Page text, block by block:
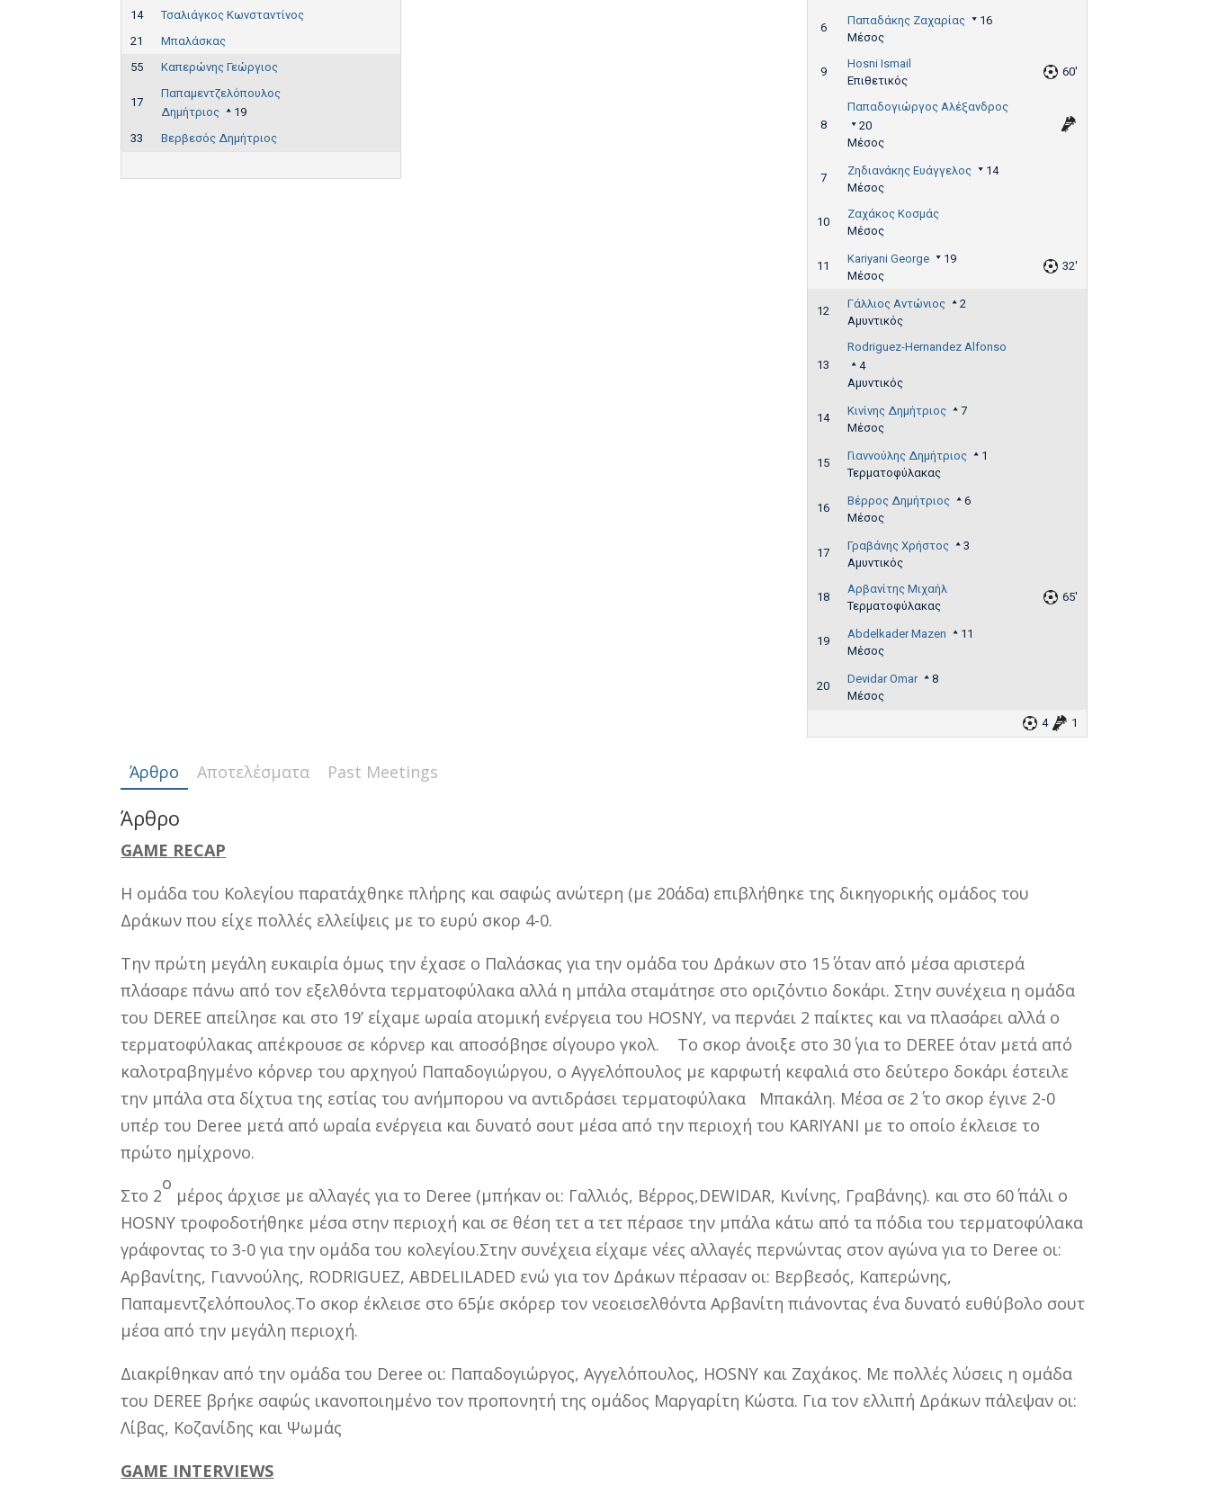
14
Τσαλιάγκος Κωνσταντίνος
21
Μπαλάσκας
55
Καπερώνης Γεώργιος
17
Παπαμεντζελόπουλος
Δημήτριος
19
33
Βερβεσός Δημήτριος
6
Παπαδάκης Ζαχαρίας
16
Μέσος
9
Hosni Ismail
Επιθετικός
60'
8
Παπαδογιώργος Αλέξανδρος
20
Μέσος
7
Ζηδιανάκης Ευάγγελος
14
Μέσος
10
Ζαχάκος Κοσμάς
Μέσος
11
Kariyani George
19
Μέσος
32'
12
Γάλλιος Αντώνιος
2
Αμυντικός
13
Rodriguez-Hernandez Alfonso
4
Αμυντικός
14
Κινίνης Δημήτριος
7
Μέσος
15
Γιαννούλης Δημήτριος
1
Τερματοφύλακας
16
Βέρρος Δημήτριος
6
Μέσος
17
Γραβάνης Χρήστος
3
Αμυντικός
18
Αρβανίτης Μιχαήλ
Τερματοφύλακας
65'
19
Abdelkader Mazen
11
Μέσος
20
Devidar Omar
8
Μέσος
4
1
Άρθρο Αποτελέσματα Past Meetings
Άρθρο
GAME RECAP
H ομάδα του Κολεγίου παρατάχθηκε πλήρης και σαφώς ανώτερη (με 20άδα) επιβλήθηκε της δικηγορικής ομάδος του
Δράκων που είχε πολλές ελλείψεις με το ευρύ σκορ 4-0.
Την πρώτη μεγάλη ευκαιρία όμως την έχασε ο Παλάσκας για την ομάδα του Δράκων στο 15΄ όταν από μέσα αριστερά
πλάσαρε πάνω από τον εξελθόντα τερματοφύλακα αλλά η μπάλα σταμάτησε στο οριζόντιο δοκάρι. Στην συνέχεια η ομάδα
του DEREE απείλησε και στο 19’ είχαμε ωραία ατομική ενέργεια του HOSNY, να περνάει 2 παίκτες και να πλασάρει αλλά ο
τερματοφύλακας απέκρουσε σε κόρνερ και αποσόβησε σίγουρο γκολ. Το σκορ άνοιξε στο 30΄ για το DEREE όταν μετά από
καλοτραβηγμένο κόρνερ του αρχηγού Παπαδογιώργου, ο Αγγελόπουλος με καρφωτή κεφαλιά στο δεύτερο δοκάρι έστειλε
την μπάλα στα δίχτυα της εστίας του ανήμπορου να αντιδράσει τερματοφύλακα Μπακάλη. Μέσα σε 2΄ το σκορ έγινε 2-0
υπέρ του Deree μετά από ωραία ενέργεια και δυνατό σουτ μέσα από την περιοχή του KARIYANI με το οποίο έκλεισε το
πρώτο ημίχρονο.
Στο 2
ο
μέρος άρχισε με αλλαγές για το Deree (μπήκαν οι: Γαλλιός, Βέρρος,DEWIDAR, Κινίνης, Γραβάνης). και στο 60΄ πάλι ο
ΗΟSΝΥ τροφοδοτήθηκε μέσα στην περιοχή και σε θέση τετ α τετ πέρασε την μπάλα κάτω από τα πόδια του τερματοφύλακα
γράφοντας το 3-0 για την ομάδα του κολεγίου.Στην συνέχεια είχαμε νέες αλλαγές περνώντας στον αγώνα για το Deree οι:
Αρβανίτης, Γιαννούλης, RODRIGUEZ, ABDELILADED ενώ για τον Δράκων πέρασαν οι: Bερβεσός, Καπερώνης,
Παπαμεντζελόπουλος.Το σκορ έκλεισε στο 65΄με σκόρερ τον νεοεισελθόντα Αρβανίτη πιάνοντας ένα δυνατό ευθύβολο σουτ
μέσα από την μεγάλη περιοχή.
Διακρίθηκαν από την ομάδα του Deree οι: Παπαδογιώργος, Αγγελόπουλος, HOSNY και Ζαχάκος. Με πολλές λύσεις η ομάδα
του DEREE βρήκε σαφώς ικανοποιημένο τον προπονητή της ομάδος Μαργαρίτη Κώστα. Για τον ελλιπή Δράκων πάλεψαν οι:
Λίβας, Κοζανίδης και Ψωμάς
GAME INTERVIEWS